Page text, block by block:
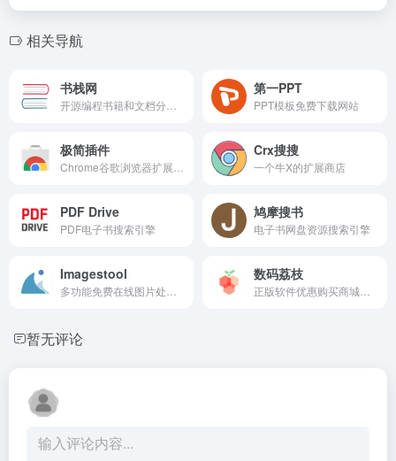
相关导航
书栈网 第一PPT
PPT模板免费下载网站
极简插件 Crx搜搜
一个牛X的扩展商店
PDF Drive
PDF电子书搜索引擎
鸠摩搜书
电子书网盘资源搜索引擎
Imagestool 数码荔枝
暂无评论